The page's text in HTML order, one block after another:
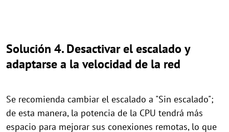
Solución 4. Desactivar el escalado y
adaptarse a la velocidad de la red
Se recomienda cambiar el escalado a "Sin escalado";
de esta manera, la potencia de la CPU tendrá más
espacio para mejorar sus conexiones remotas, lo que